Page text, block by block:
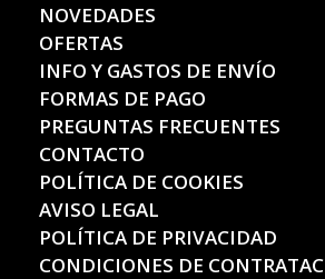
NOVEDADES
OFERTAS
INFO Y GASTOS DE ENVÍO
FORMAS DE PAGO
PREGUNTAS FRECUENTES
CONTACTO
POLÍTICA DE COOKIES
AVISO LEGAL
POLÍTICA DE PRIVACIDAD
CONDICIONES DE